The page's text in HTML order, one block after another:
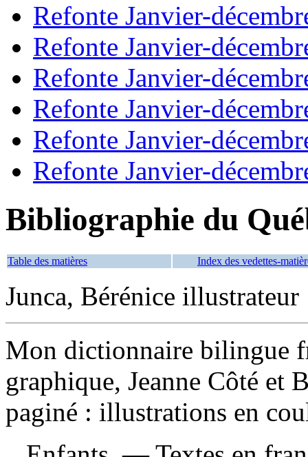
Refonte Janvier-
Refonte Janvier-
Refonte Janvier-
Refonte Janvier-
Refonte Janvier-
Refonte Janvier-
Bibliographie du
Table des matières Index des vedettes-
Junca, Bérénice illustrateur
Mon dictionnaire bilingue
graphique, Jeanne Côté et
paginé : illustrations en